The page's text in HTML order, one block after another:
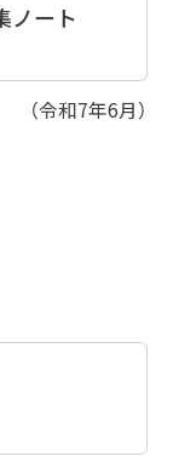
ノート
（令和7年6月）